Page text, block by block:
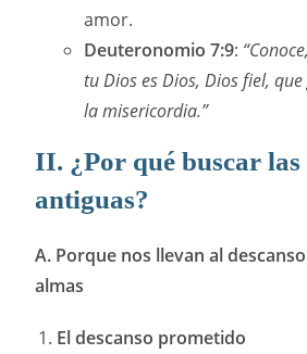
amor.
Deuteronomio 7:9:
tu Dios es Dios, Dios fiel,
la misericordia.”
II. ¿Por qué buscar las
antiguas?
A. Porque nos llevan al
almas
El descanso prometido